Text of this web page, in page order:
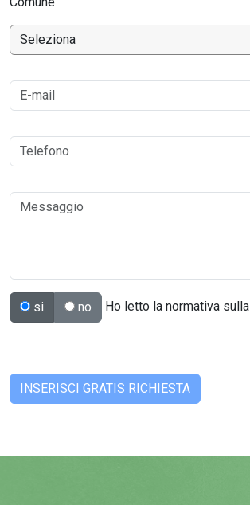
si no Ho letto la normativa sulla